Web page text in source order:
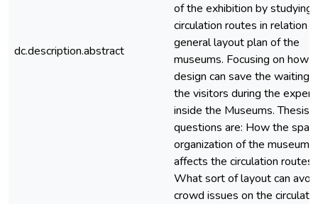
dc.description.abstract
of the exhibition by studying
circulation routes in relation
general layout plan of the
museums. Focusing on how
design can save the waiting
the visitors during the
inside the Museums. Thesis
questions are: How the
organization of the museums
affects the circulation routes?
What sort of layout can
crowd issues on the